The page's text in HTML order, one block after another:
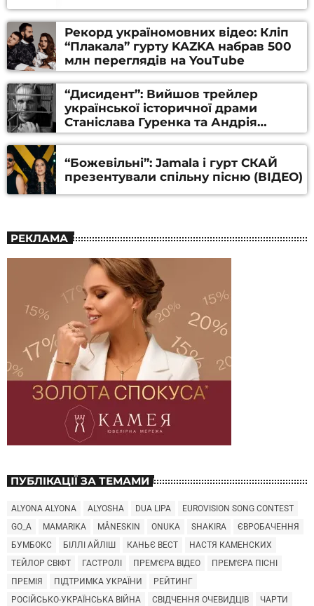
Рекорд україномовних відео: Кліп
“Плакала” гурту KAZKA набрав 500
млн переглядів на YouTube
“Дисидент”: Вийшов трейлер
української історичної драми
Станіслава Гуренка та Андрія
Алфьорова (ВІДЕО)
“Божевільні”: Jamala і гурт СКАЙ
презентували спільну пісню (ВІДЕО)
РЕКЛАМА
ПУБЛІКАЦІЇ ЗА ТЕМАМИ
ALYONA ALYONA ALYOSHA DUA LIPA
EUROVISION SONG CONTEST
GO_A
MAMARIKA MÅNESKIN ONUKA SHAKIRA
ЄВРОБАЧЕННЯ
БУМБОКС
БІЛЛІ АЙЛІШ КАНЬЄ ВЕСТ
НАСТЯ КАМЕНСКИХ
ТЕЙЛОР СВІФТ
ГАСТРОЛІ ПРЕМ'ЄРА ВІДЕО
ПРЕМ'ЄРА ПІСНІ
ПРЕМІЯ
ПІДТРИМКА УКРАЇНИ
РЕЙТИНГ
РОСІЙСЬКО-УКРАЇНСЬКА ВІЙНА
СВІДЧЕННЯ ОЧЕВИДЦІВ
ЧАРТИ